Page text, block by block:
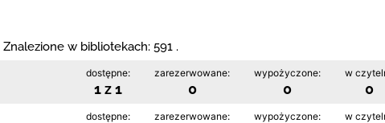
Znalezione w bibliotekach: 591 .
dostępne:
1 z 1
zarezerwowane:
0
wypożyczone:
0
w
0
dostępne: zarezerwowane: wypożyczone: w